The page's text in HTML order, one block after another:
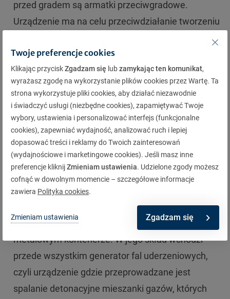
przed gradem są armatki przeciwgradowe.
Urządzenie ma na celu przeciwdziałanie tworzeniu
się gradu w chmurach nad chronionymi uprawami,
który może im zagrozić. Grad tworzy się na
wysokości nawet kilkunastu kilometrów nad
powierzchnią gruntu, gdzie panują bardzo niskie
temperatury. Działanie armatki antygradowej
polega na wytwarzaniu fal uderzeniowych o
wysokiej energii, kierowanych w chmury gdzie
występują warunki do tworzenia się gradu. Fale
uderzeniowe mają za zadanie niedopuszczenie do
wytworzenia się grudek gradu i spowodowanie, że
Samo urządzenie jest zamontowane w
metalowym kontenerze. W jego skład wchodzi
przede wszystkim generator fal uderzeniowych,
czyli urządzenie gdzie przeprowadzane jest
spalanie detonacyjne mieszanki gazów, których
Twoje preferencje cookies
Klikając przyciskZgadzam się lubzamykając ten komunikat,
wyrażasz zgodę na wykorzystanie plików cookies przez Wartę. Ta
strona wykorzystuje pliki cookies, aby działać niezawodnie
i świadczyć usługi (niezbędne cookies), zapamiętywać Twoje
wybory, ustawienia i personalizować interfejs (funkcjonalne
cookies), zapewniać wydajność, analizować ruch i lepiej
dopasować treści i reklamy do Twoich zainteresowań
(wydajnościowe i marketingowe cookies). Jeśli masz inne
preferencje kliknijZmieniam ustawienia. Udzielone zgody możesz
cofnąć w dowolnym momencie – szczegółowe informacje
zawiera Polityka cookies.
Zmieniam ustawienia Zgadzam się